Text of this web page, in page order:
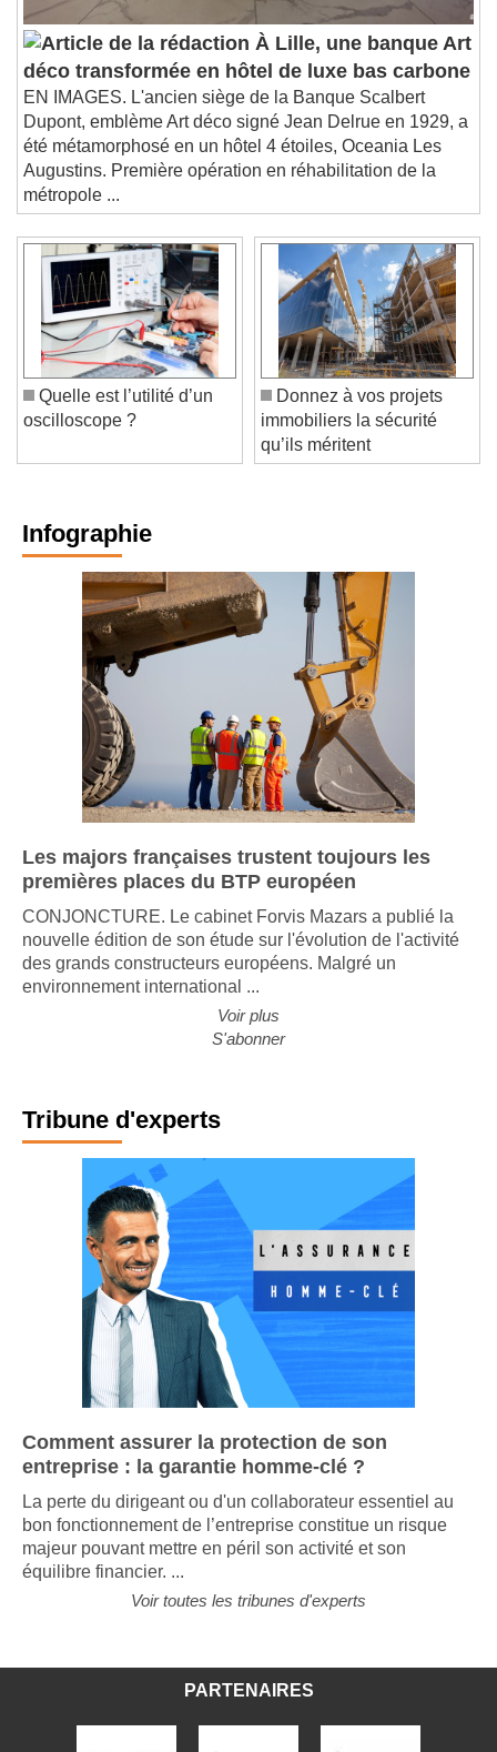
À Lille, une banque Art
déco transformée en hôtel de luxe bas carbone
EN IMAGES. L'ancien siège de la Banque Scalbert
Dupont, emblème Art déco signé Jean Delrue en 1929, a
été métamorphosé en un hôtel 4 étoiles, Oceania Les
Augustins. Première opération en réhabilitation de la
métropole ...
Quelle est l’utilité d’un
Donnez à vos projets
immobiliers la sécurité
qu’ils méritent
Infographie
Les majors françaises trustent toujours les
premières places du BTP européen
CONJONCTURE. Le cabinet Forvis Mazars a publié la
nouvelle édition de son étude sur l'évolution de l'activité
des grands constructeurs européens. Malgré un
Voir plus
Tribune d'experts
Comment assurer la protection de son
entreprise : la garantie homme-clé ?
La perte du dirigeant ou d'un collaborateur essentiel au
bon fonctionnement de l’entreprise constitue un risque
majeur pouvant mettre en péril son activité et son